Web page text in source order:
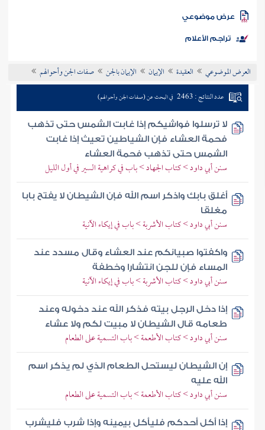
الكتب
موضوعي
تراجم الأعلام
العرض الموضوعي العقيدة الإيمان الإيمان بالجن صفات الجن وأحوالهم
عدد النتائج : 2463 في البحث عن (صفات الجن وأحوالهم)
لا ترسلوا فواشيكم إذا غابت الشمس حتى تذهب
فحمة العشاء فإن الشياطين تعيث إذا غابت
الشمس حتى تذهب فحمة العشاء
سنن أبي داود > كتاب الجهاد > باب في كراهية السير في أول الليل
أغلق بابك واذكر اسم الله فإن الشيطان لا يفتح بابا
مغلقا
سنن أبي داود > كتاب الأشربة > باب في إيكاء الآنية
واكفتوا صبيانكم عند العشاء وقال مسدد عند
المساء فإن للجن انتشارا وخطفة
سنن أبي داود > كتاب الأشربة > باب في إيكاء الآنية
إذا دخل الرجل بيته فذكر الله عند دخوله وعند
طعامه قال الشيطان لا مبيت لكم ولا عشاء
سنن أبي داود > كتاب الأطعمة > باب التسمية على الطعام
إن الشيطان ليستحل الطعام الذي لم يذكر اسم
الله عليه
سنن أبي داود > كتاب الأطعمة > باب التسمية على الطعام
إذا أكل أحدكم فليأكل بيمينه وإذا شرب فليشرب